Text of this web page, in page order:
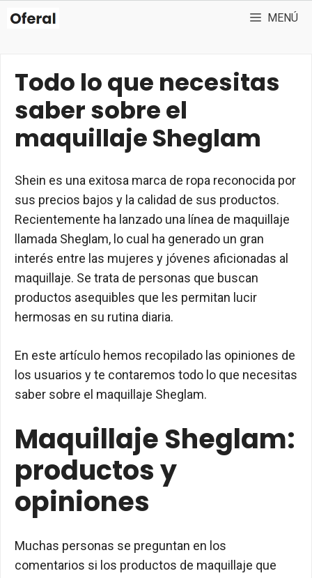
Saltar
MENÚ
Todo lo que necesitas
saber sobre el
maquillaje Sheglam
Shein es una exitosa marca de ropa reconocida por
sus precios bajos y la calidad de sus productos.
Recientemente ha lanzado una línea de maquillaje
llamada Sheglam, lo cual ha generado un gran
interés entre las mujeres y jóvenes aficionadas al
maquillaje. Se trata de personas que buscan
productos asequibles que les permitan lucir
hermosas en su rutina diaria.
En este artículo hemos recopilado las opiniones de
los usuarios y te contaremos todo lo que necesitas
saber sobre el maquillaje Sheglam.
Maquillaje Sheglam:
productos y
opiniones
Muchas personas se preguntan en los
comentarios si los productos de maquillaje que